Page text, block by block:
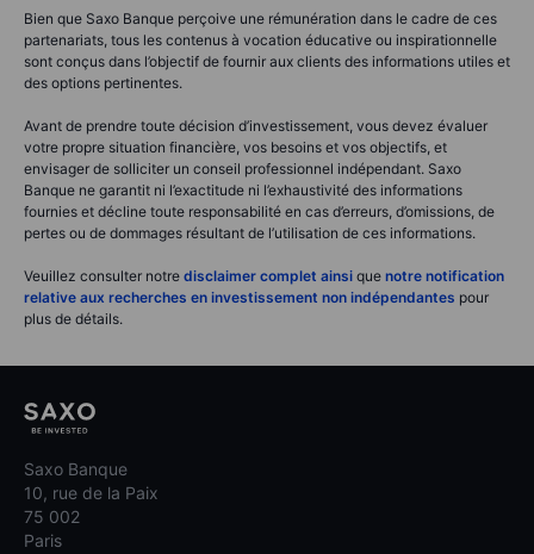
Bien que Saxo Banque perçoive une rémunération dans le cadre de ces
partenariats, tous les contenus à vocation éducative ou inspirationnelle
sont conçus dans l’objectif de fournir aux clients des informations utiles et
des options pertinentes.
Avant de prendre toute décision d’investissement, vous devez évaluer
votre propre situation financière, vos besoins et vos objectifs, et
envisager de solliciter un conseil professionnel indépendant. Saxo
Banque ne garantit ni l’exactitude ni l’exhaustivité des informations
fournies et décline toute responsabilité en cas d’erreurs, d’omissions, de
pertes ou de dommages résultant de l’utilisation de ces informations.
Veuillez consulter notre disclaimer complet ainsi que notre notification
relative aux recherches en investissement non indépendantes pour
plus de détails.
Saxo Banque
10, rue de la Paix
75 002
Paris